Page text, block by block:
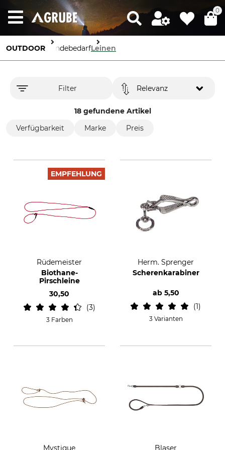
0
OUTDOOR HundebedarfLeinen
Filter
18 gefundene Artikel
Relevanz
Verfügbarkeit Marke Preis
EMPFEHLUNG
Rüdemeister
Biothane-
Pirschleine
30,50
3
3 Farben
Herm. Sprenger
Scherenkarabiner
ab 5,50
1
3 Varianten
Mystique Blaser